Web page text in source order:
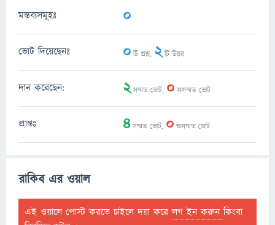
মন্তব্যসমূহঃ 0
ভোট দিয়েছেনঃ 0টি প্রশ্ন, 2টি উত্তর
দান করেছেন: 2সম্মত ভোট, 0অসম্মত ভোট
প্রাপ্তঃ 4সম্মত ভোট, 0অসম্মত ভোট
রাকিব এর ওয়াল
এই ওয়ালে পোস্ট করতে চাইলে দয়া করেলগ ইন করুনকিংবা